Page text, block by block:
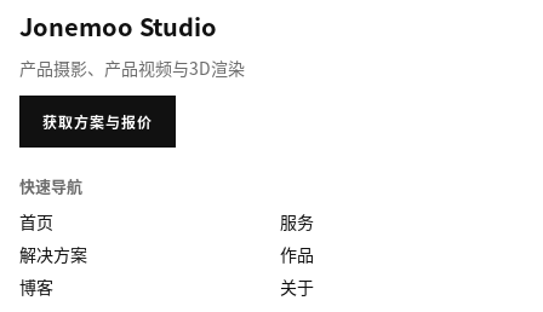
Jonemoo Studio
产品摄影、产品视频与3D渲染
获取方案与报价
快速导航
首页
服务
解决方案
作品
博客
关于